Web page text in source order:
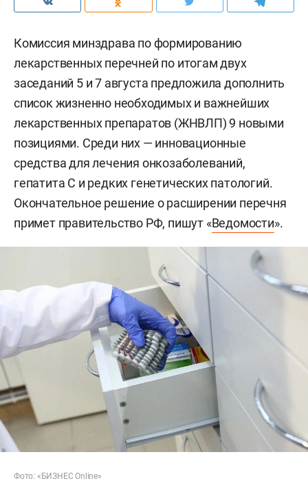
Комиссия минздрава по формированию
лекарственных перечней по итогам двух
заседаний 5 и 7 августа предложила дополнить
список жизненно необходимых и важнейших
лекарственных препаратов (ЖНВЛП) 9 новыми
позициями. Среди них — инновационные
средства для лечения онкозаболеваний,
гепатита С и редких генетических патологий.
Окончательное решение о расширении перечня
примет правительство РФ, пишут «Ведомости».
Фото: «БИЗНЕС Online»